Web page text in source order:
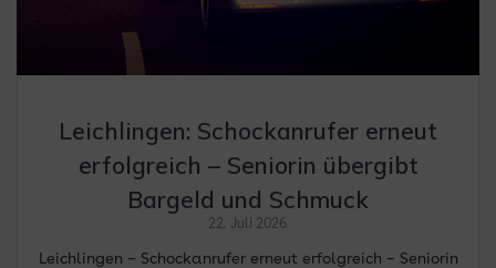
Leichlingen: Schockanrufer erneut
erfolgreich – Seniorin übergibt
Bargeld und Schmuck
22. Juli 2026
Leichlingen – Schockanrufer erneut erfolgreich – Seniorin